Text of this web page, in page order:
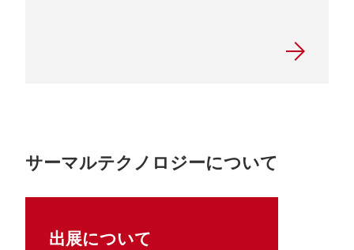
サーマルテクノロジーについて
出展について